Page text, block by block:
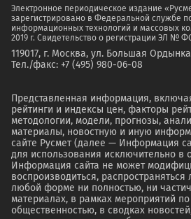
Электронное периодическое издание
зарегистрировано в Федеральной службе
информационных технологий и массовых
2019 г. Свидетельство о регистрации ЭЛ № ФС
119017, г. Москва, ул. Большая
Тел./факс: +7 (495) 980-06-08
Представленная информация,
рейтинги и индексы цен, факторы
методологии, модели, прогнозы,
материалы, новостную и иную
сайте Русмет (далее — Информация
для использования исключительно в
Информация сайта не может
воспроизводиться,
любой форме ни полностью, ни
материалах, в рамках мероприятий
общественностью, в сводках